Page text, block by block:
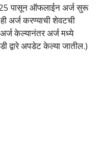
पासून ऑफलाईन अर्ज सुरू
अर्ज करण्याची शेवटची
केल्यानंतर अर्ज मध्ये
द्वारे अपडेट केल्या जातील.)